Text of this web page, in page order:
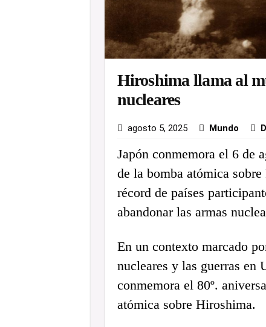
Hiroshima llama al
nucleares
agosto 5, 2025 Mundo
Japón conmemora el 6 de
de la bomba atómica
récord de países
abandonar las armas
En un contexto marcado
nucleares y las guerras en
conmemora el 80º.
atómica sobre Hiroshima.